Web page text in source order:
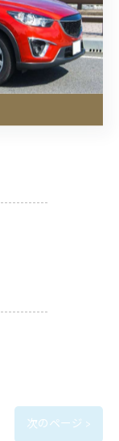
ラリスです。
次のページ >